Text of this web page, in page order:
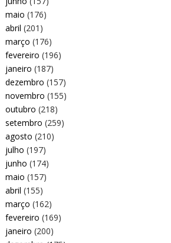
maio (176)
abril (201)
março (176)
fevereiro (196)
janeiro (187)
dezembro (157)
novembro (155)
outubro (218)
setembro (259)
agosto (210)
julho (197)
junho (174)
maio (157)
abril (155)
março (162)
fevereiro (169)
janeiro (200)